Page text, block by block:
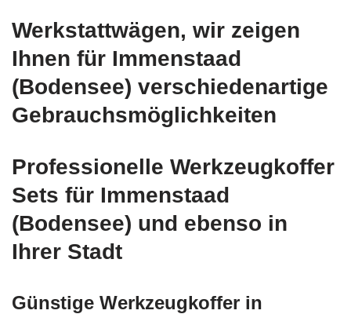
Werkstattwägen, wir zeigen
Ihnen für Immenstaad
(Bodensee) verschiedenartige
Gebrauchsmöglichkeiten
Professionelle Werkzeugkoffer
Sets für Immenstaad
(Bodensee) und ebenso in
Ihrer Stadt
Günstige Werkzeugkoffer in